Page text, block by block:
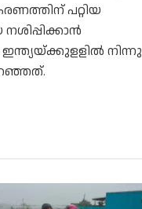
പറ്റിയ
നിന്നു